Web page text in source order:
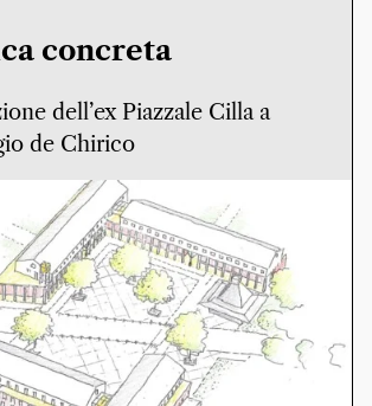
concreta
dell’ex Piazzale Cilla a
de Chirico